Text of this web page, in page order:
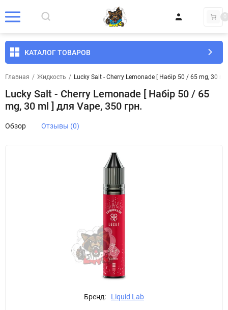
0
КАТАЛОГ ТОВАРОВ
Главная / Жидкость / Lucky Salt - Cherry Lemonade [ Набір 50 / 65 mg, 30
Lucky Salt - Cherry Lemonade [ Набір 50 / 65
mg, 30 ml ] для Vape, 350 грн.
Обзор Отзывы (0)
Бренд: Liquid Lab